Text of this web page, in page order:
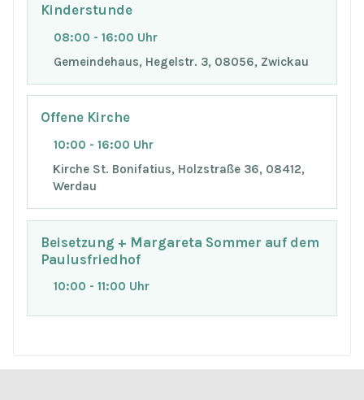
Kinderstunde
08:00 - 16:00 Uhr
Gemeindehaus, Hegelstr. 3, 08056, Zwickau
Offene Kirche
10:00 - 16:00 Uhr
Kirche St. Bonifatius, Holzstraße 36, 08412,
Werdau
Beisetzung + Margareta Sommer auf dem
Paulusfriedhof
10:00 - 11:00 Uhr